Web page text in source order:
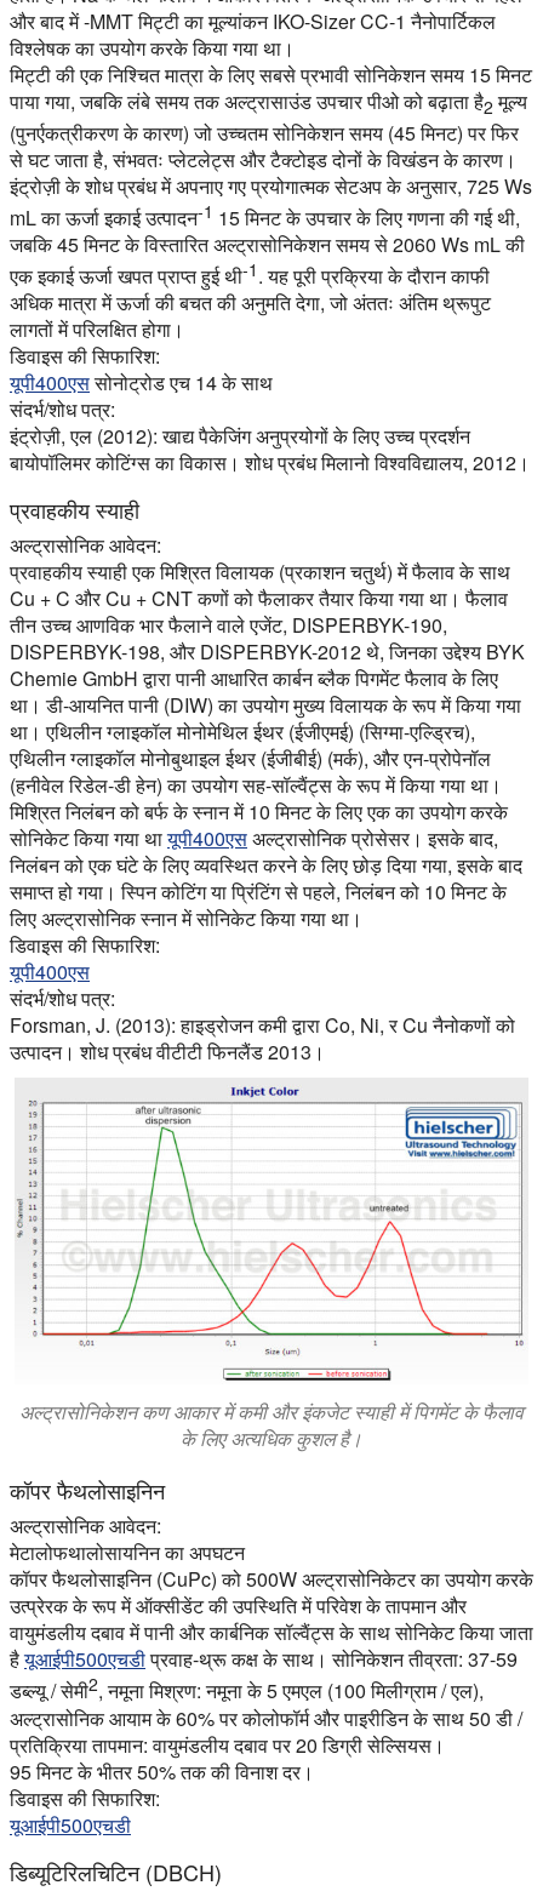
और बाद में -MMT मिट्टी का मूल्यांकन IKO-Sizer CC-1 नैनोपार्टिकल
विश्लेषक का उपयोग करके किया गया था।
मिट्टी की एक निश्चित मात्रा के लिए सबसे प्रभावी सोनिकेशन समय 15 मिनट
पाया गया, जबकि लंबे समय तक अल्ट्रासाउंड उपचार पीओ को बढ़ाता है2 मूल्य
(पुनर्एकत्रीकरण के कारण) जो उच्चतम सोनिकेशन समय (45 मिनट) पर फिर
से घट जाता है, संभवतः प्लेटलेट्स और टैक्टोइड दोनों के विखंडन के कारण।
इंट्रोज़ी के शोध प्रबंध में अपनाए गए प्रयोगात्मक सेटअप के अनुसार, 725 Ws
mL का ऊर्जा इकाई उत्पादन-1 15 मिनट के उपचार के लिए गणना की गई थी,
जबकि 45 मिनट के विस्तारित अल्ट्रासोनिकेशन समय से 2060 Ws mL की
एक इकाई ऊर्जा खपत प्राप्त हुई थी-1 . यह पूरी प्रक्रिया के दौरान काफी
अधिक मात्रा में ऊर्जा की बचत की अनुमति देगा, जो अंततः अंतिम थ्रूपुट
लागतों में परिलक्षित होगा।
डिवाइस की सिफारिश:
यूपी400एससोनोट्रोड एच 14 के साथ
संदर्भ/शोध पत्र:
इंट्रोज़ी, एल (2012): खाद्य पैकेजिंग अनुप्रयोगों के लिए उच्च प्रदर्शन
बायोपॉलिमर कोटिंग्स का विकास। शोध प्रबंध मिलानो विश्वविद्यालय, 2012।
प्रवाहकीय स्याही
अल्ट्रासोनिक आवेदन:
प्रवाहकीय स्याही एक मिश्रित विलायक (प्रकाशन चतुर्थ) में फैलाव के साथ
Cu + C और Cu + CNT कणों को फैलाकर तैयार किया गया था। फैलाव
तीन उच्च आणविक भार फैलाने वाले एजेंट, DISPERBYK-190,
DISPERBYK-198, और DISPERBYK-2012 थे, जिनका उद्देश्य BYK
Chemie GmbH द्वारा पानी आधारित कार्बन ब्लैक पिगमेंट फैलाव के लिए
था। डी-आयनित पानी (DIW) का उपयोग मुख्य विलायक के रूप में किया गया
था। एथिलीन ग्लाइकॉल मोनोमेथिल ईथर (ईजीएमई) (सिग्मा-एल्ड्रिच),
एथिलीन ग्लाइकॉल मोनोबुथाइल ईथर (ईजीबीई) (मर्क), और एन-प्रोपेनॉल
(हनीवेल रिडेल-डी हेन) का उपयोग सह-सॉल्वैंट्स के रूप में किया गया था।
मिश्रित निलंबन को बर्फ के स्नान में 10 मिनट के लिए एक का उपयोग करके
सोनिकेट किया गया थायूपी400एसअल्ट्रासोनिक प्रोसेसर। इसके बाद,
निलंबन को एक घंटे के लिए व्यवस्थित करने के लिए छोड़ दिया गया, इसके बाद
समाप्त हो गया। स्पिन कोटिंग या प्रिंटिंग से पहले, निलंबन को 10 मिनट के
लिए अल्ट्रासोनिक स्नान में सोनिकेट किया गया था।
डिवाइस की सिफारिश:
यूपी400एस
संदर्भ/शोध पत्र:
Forsman, J. (2013): हाइड्रोजन कमी द्वारा Co, Ni, र Cu नैनोकणों को
उत्पादन। शोध प्रबंध वीटीटी फिनलैंड 2013।
अल्ट्रासोनिकेशन कण आकार में कमी और इंकजेट स्याही में पिगमेंट के फैलाव
के लिए अत्यधिक कुशल है।
कॉपर फैथलोसाइनिन
अल्ट्रासोनिक आवेदन:
मेटालोफथालोसायनिन का अपघटन
कॉपर फैथलोसाइनिन (CuPc) को 500W अल्ट्रासोनिकेटर का उपयोग करके
उत्प्रेरक के रूप में ऑक्सीडेंट की उपस्थिति में परिवेश के तापमान और
वायुमंडलीय दबाव में पानी और कार्बनिक सॉल्वैंट्स के साथ सोनिकेट किया जाता
हैयूआईपी500एचडीप्रवाह-थ्रू कक्ष के साथ। सोनिकेशन तीव्रता: 37-59
डब्ल्यू / सेमी2, नमूना मिश्रण: नमूना के 5 एमएल (100 मिलीग्राम / एल),
अल्ट्रासोनिक आयाम के 60% पर कोलोफॉर्म और पाइरीडिन के साथ 50 डी /
प्रतिक्रिया तापमान: वायुमंडलीय दबाव पर 20 डिग्री सेल्सियस।
95 मिनट के भीतर 50% तक की विनाश दर।
डिवाइस की सिफारिश:
यूआईपी500एचडी
डिब्यूटिरिलचिटिन (DBCH)